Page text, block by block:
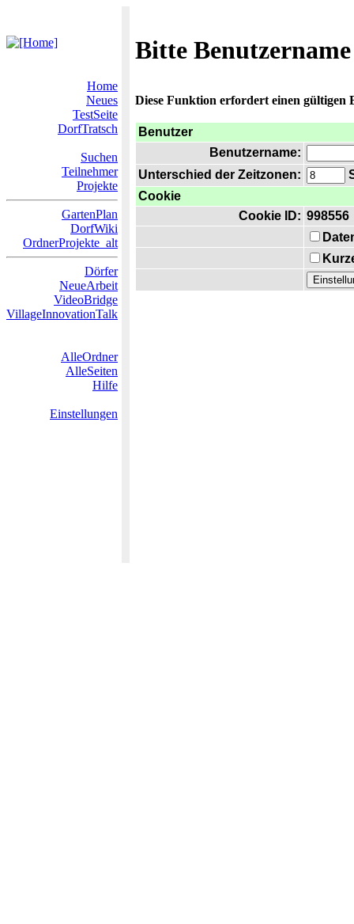
Bitte
Home
Neues
TestSeite
DorfTratsch
Suchen
Teilnehmer
Projekte
GartenPlan
DorfWiki
OrdnerProjekte_alt
Dörfer
NeueArbeit
VideoBridge
VillageInnovationTalk
AlleOrdner
AlleSeiten
Hilfe
Einstellungen
Diese Funktion erfordert einen gültigen
Benutzer
Benutzername:
Unterschied der Zeitzonen:
Cookie
Cookie ID: 998556